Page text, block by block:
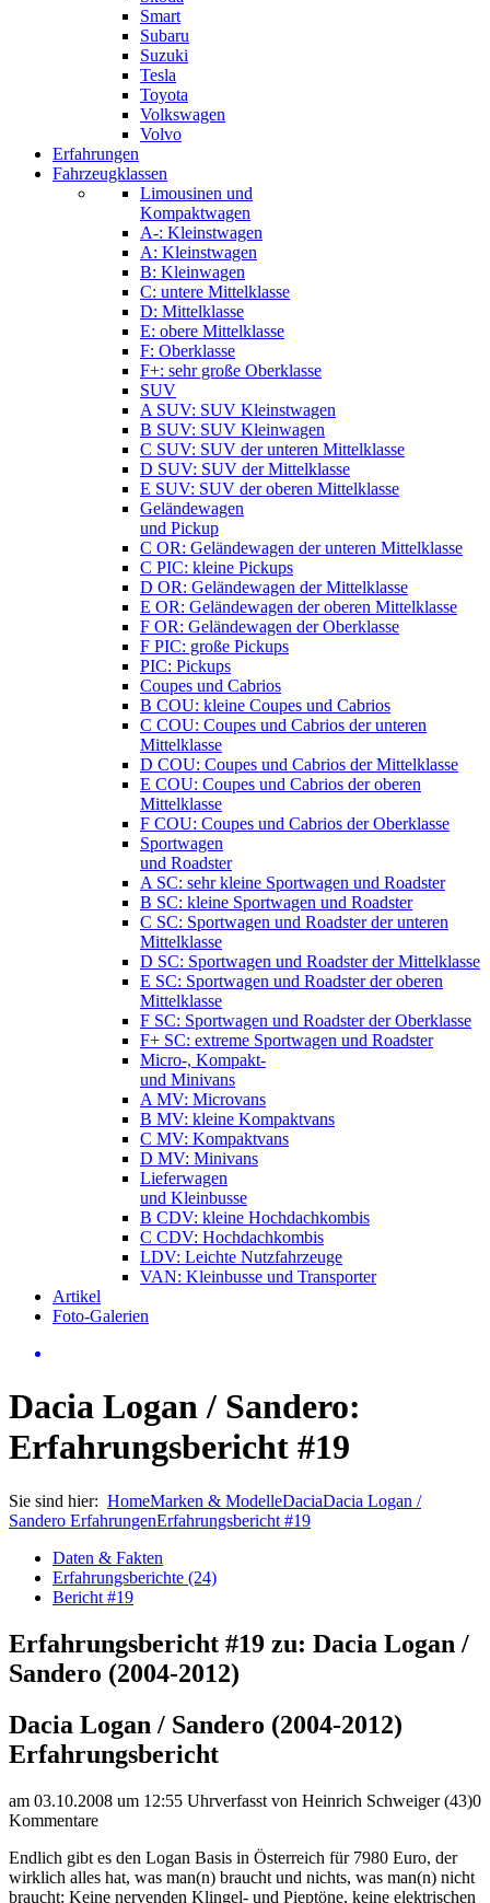
Smart
Subaru
Suzuki
Tesla
Toyota
Volkswagen
Volvo
Erfahrungen
Fahrzeugklassen
Limousinen und
Kompaktwagen
A-: Kleinstwagen
A: Kleinstwagen
B: Kleinwagen
C: untere Mittelklasse
D: Mittelklasse
E: obere Mittelklasse
F: Oberklasse
F+: sehr große Oberklasse
SUV
A SUV: SUV Kleinstwagen
B SUV: SUV Kleinwagen
C SUV: SUV der unteren Mittelklasse
D SUV: SUV der Mittelklasse
E SUV: SUV der oberen Mittelklasse
Geländewagen
und Pickup
C OR: Geländewagen der unteren Mittelklasse
C PIC: kleine Pickups
D OR: Geländewagen der Mittelklasse
E OR: Geländewagen der oberen Mittelklasse
F OR: Geländewagen der Oberklasse
F PIC: große Pickups
PIC: Pickups
Coupes und Cabrios
B COU: kleine Coupes und Cabrios
C COU: Coupes und Cabrios der unteren
Mittelklasse
D COU: Coupes und Cabrios der Mittelklasse
E COU: Coupes und Cabrios der oberen
Mittelklasse
F COU: Coupes und Cabrios der Oberklasse
Sportwagen
und Roadster
A SC: sehr kleine Sportwagen und Roadster
B SC: kleine Sportwagen und Roadster
C SC: Sportwagen und Roadster der unteren
Mittelklasse
D SC: Sportwagen und Roadster der Mittelklasse
E SC: Sportwagen und Roadster der oberen
Mittelklasse
F SC: Sportwagen und Roadster der Oberklasse
F+ SC: extreme Sportwagen und Roadster
Micro-, Kompakt-
und Minivans
A MV: Microvans
B MV: kleine Kompaktvans
C MV: Kompaktvans
D MV: Minivans
Lieferwagen
und Kleinbusse
B CDV: kleine Hochdachkombis
C CDV: Hochdachkombis
LDV: Leichte Nutzfahrzeuge
VAN: Kleinbusse und Transporter
Artikel
Foto-Galerien
Dacia Logan / Sandero:
Erfahrungsbericht #19
Sie sind hier: HomeMarken & ModelleDaciaDacia Logan /
Sandero ErfahrungenErfahrungsbericht #19
Daten & Fakten
Erfahrungsberichte (24)
Bericht #19
Erfahrungsbericht #19 zu: Dacia Logan /
Sandero (2004-2012)
Dacia Logan / Sandero (2004-2012)
Erfahrungsbericht
am 03.10.2008 um 12:55 Uhrverfasst von Heinrich Schweiger (43)0
Kommentare
Endlich gibt es den Logan Basis in Österreich für 7980 Euro, der
wirklich alles hat, was man(n) braucht und nichts, was man(n) nicht
braucht: Keine nervenden Klingel- und Pieptöne, keine elektrischen